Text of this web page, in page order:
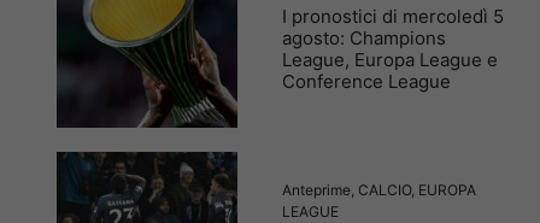
I pronostici di mercoledì 5
agosto: Champions
League, Europa League e
Conference League
Anteprime, CALCIO, EUROPA
LEAGUE